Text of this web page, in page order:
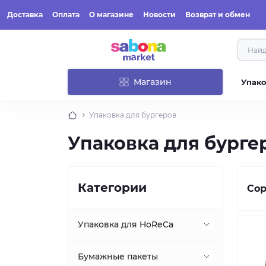
Доставка Оплата О магазине Новости Возврат и обмен
Магазин
Упаковка для бургеров
Упаковка для
Категории
Упаковка для HoReCa
Упаковка для первых блюд
Бумажные пакеты